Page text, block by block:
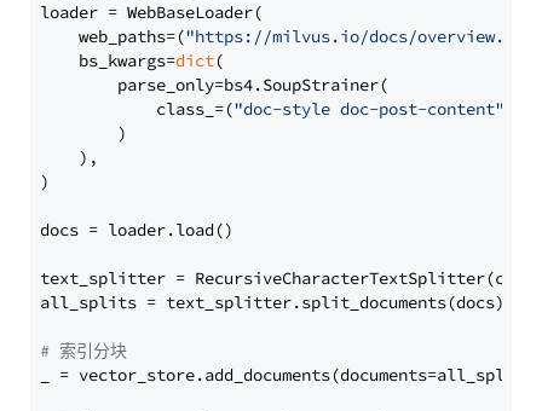
loader = WebBaseLoader(
    web_paths=(
"https://milvus.io/docs/overview.md"
    bs_kwargs=
dict(
        parse_only=bs4.SoupStrainer(
            class_=(
"doc-style doc-post-content"
        )
    ),
)
docs = loader.load()
text_splitter =
all_splits = text_splitter.split_documents(docs)
# 索引分块
_ = vector_store.add_documents(documents=all_splits)